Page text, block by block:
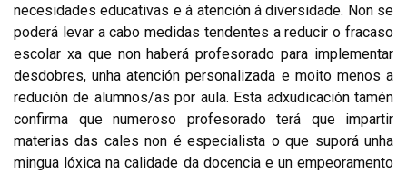
necesidades educativas e á atención á diversidade. Non se
poderá levar a cabo medidas tendentes a reducir o fracaso
escolar xa que non haberá profesorado para implementar
desdobres, unha atención personalizada e moito menos a
redución de alumnos/as por aula. Esta adxudicación tamén
confirma que numeroso profesorado terá que impartir
materias das cales non é especialista o que suporá unha
mingua lóxica na calidade da docencia e un empeoramento